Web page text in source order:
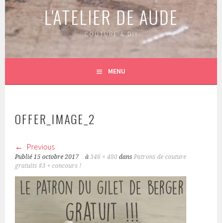
L'ATELIER DE AUDE
COUTURE & DIY
MENU
OFFER_IMAGE_2
Previous
Publié15 octobre 2017 à346 × 480 dansPatrons de couture
gratuits #3 + concours !